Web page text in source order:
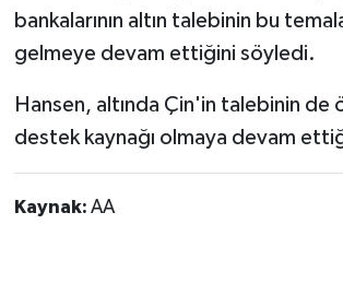
bankalarının altın talebinin bu
gelmeye devam ettiğini söyledi.
Hansen, altında Çin'in talebinin de
destek kaynağı olmaya devam
Kaynak: AA